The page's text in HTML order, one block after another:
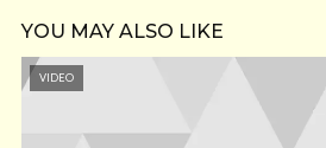
YOU MAY ALSO LIKE
VIDEO